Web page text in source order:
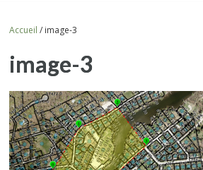
Accueil / image-3
image-3